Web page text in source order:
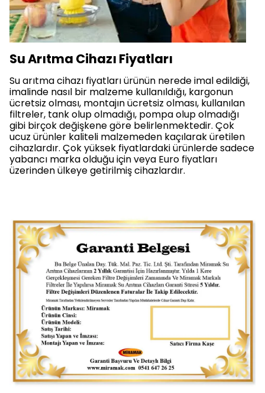
Su Arıtma Cihazı Fiyatları
Su arıtma cihazı fiyatları ürünün nerede imal edildiği,
imalinde nasıl bir malzeme kullanıldığı, kargonun
ücretsiz olması, montajın ücretsiz olması, kullanılan
filtreler, tank olup olmadığı, pompa olup olmadığı
gibi birçok değişkene göre belirlenmektedir. Çok
ucuz ürünler kaliteli malzemeden kaçılarak üretilen
cihazlardır. Çok yüksek fiyatlardaki ürünlerde sadece
yabancı marka olduğu için veya Euro fiyatları
üzerinden ülkeye getirilmiş cihazlardır.